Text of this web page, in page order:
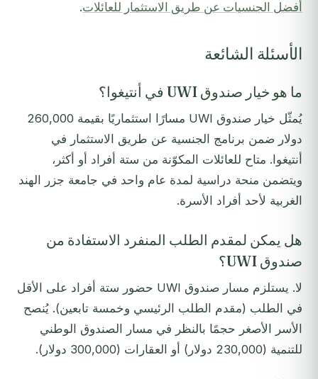
أفضل الجنسيات عن طريق الاستثمار للعائلات.
الأسئلة الشائعة
ما هو خيار صندوق UWI في أنتيغوا؟
يُمثّل خيار صندوق UWI مسارًا استثماريًا بقيمة 260,000
دولار ضمن برنامج الجنسية عن طريق الاستثمار في
أنتيغوا. متاح للعائلات المكوّنة من ستة أفراد أو أكثر،
ويتضمن منحة دراسية لمدة عام واحد في جامعة جزر الهند
الغربية لأحد أفراد الأسرة.
هل يمكن لمقدم الطلب المنفرد الاستفادة من
صندوق UWI؟
لا. يستلزم مسار صندوق UWI حضور ستة أفراد على الأقل
في الطلب (مقدم الطلب الرئيسي وخمسة تابعين). يُنصح
الأسر الأصغر حجمًا بالنظر في مسار الصندوق الوطني
للتنمية (230,000 دولار) أو العقارات (300,000 دولار).